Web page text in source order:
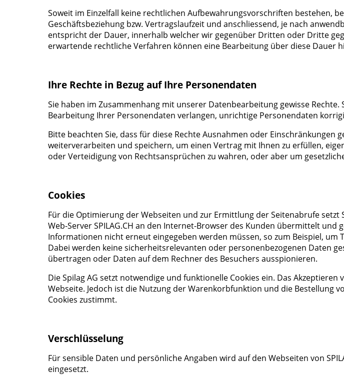
Soweit im Einzelfall keine rechtlichen Aufbewahrungsvorschriften bestehen,
Geschäftsbeziehung bzw. Vertragslaufzeit und anschliessend, je nach
entspricht der Dauer, innerhalb welcher wir gegenüber Dritten oder Dritte
erwartende rechtliche Verfahren können eine Bearbeitung über diese Dauer
Ihre Rechte in Bezug auf Ihre Personendaten
Sie haben im Zusammenhang mit unserer Datenbearbeitung gewisse
Bearbeitung Ihrer Personendaten verlangen, unrichtige Personendaten
Bitte beachten Sie, dass für diese Rechte Ausnahmen oder
weiterverarbeiten und speichern, um einen Vertrag mit Ihnen zu erfüllen,
oder Verteidigung von Rechtsansprüchen zu wahren, oder aber um
Cookies
Für die Optimierung der Webseiten und zur Ermittlung der Seitenabrufe setzt
Web-Server SPILAG.CH an den Internet-Browser des Kunden übermittelt
Informationen nicht erneut eingegeben werden müssen, so zum Beispiel,
Dabei werden keine sicherheitsrelevanten oder personenbezogenen Daten
übertragen oder Daten auf dem Rechner des Besuchers ausspionieren.
Die Spilag AG setzt notwendige und funktionelle Cookies ein. Das
Webseite. Jedoch ist die Nutzung der Warenkorbfunktion und die Bestellung
Cookies zustimmt.
Verschlüsselung
Für sensible Daten und persönliche Angaben wird auf den Webseiten von
eingesetzt.